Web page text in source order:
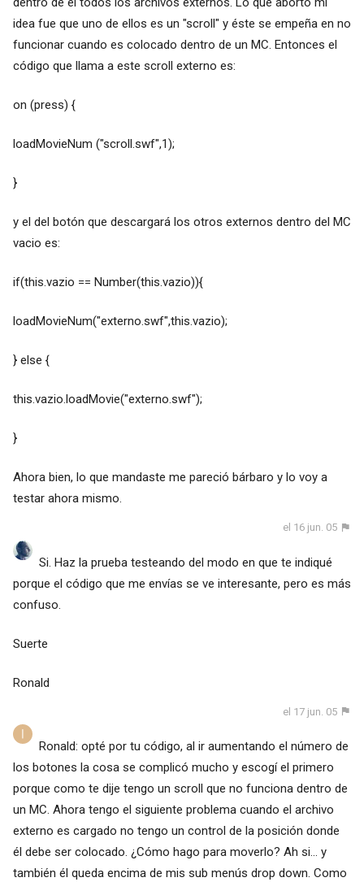
idea fue que uno de ellos es un "scroll" y éste se empeña en no
funcionar cuando es colocado dentro de un MC. Entonces el
código que llama a este scroll externo es:
on (press) {
loadMovieNum ("scroll.swf",1);
}
y el del botón que descargará los otros externos dentro del MC
vacio es:
if(this.vazio == Number(this.vazio)){
loadMovieNum("externo.swf",this.vazio);
} else {
this.vazio.loadMovie("externo.swf");
}
Ahora bien, lo que mandaste me pareció bárbaro y lo voy a
testar ahora mismo.
el 16 jun. 05
Si. Haz la prueba testeando del modo en que te indiqué
porque el código que me envías se ve interesante, pero es más
confuso.
Suerte
Ronald
el 17 jun. 05
Ronald: opté por tu código, al ir aumentando el número de
los botones la cosa se complicó mucho y escogí el primero
porque como te dije tengo un scroll que no funciona dentro de
un MC. Ahora tengo el siguiente problema cuando el archivo
externo es cargado no tengo un control de la posición donde
él debe ser colocado. ¿Cómo hago para moverlo? Ah si... y
también él queda encima de mis sub menús drop down. Como